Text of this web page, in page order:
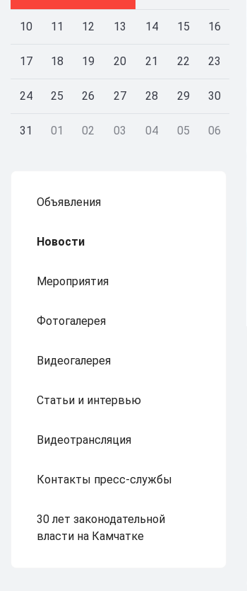
10 11 12 13 14 15 16
17 18 19 20 21 22 23
24 25 26 27 28 29 30
31 01 02 03 04 05 06
Объявления
Новости
Мероприятия
Фотогалерея
Видеогалерея
Статьи и интервью
Видеотрансляция
Контакты пресс-службы
30 лет законодательной
власти на Камчатке